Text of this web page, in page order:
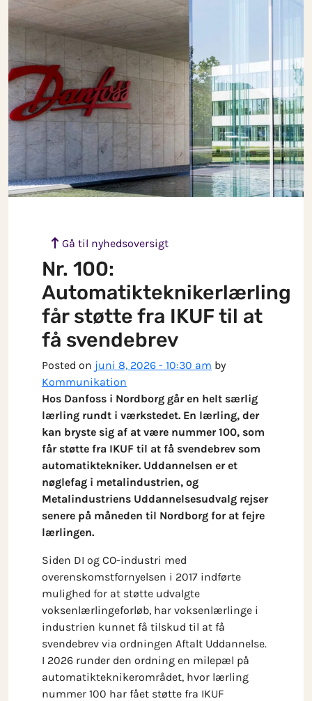
Skip to main content
Gå til nyhedsoversigt
Nr. 100:
Automatikteknikerlærling
får støtte fra IKUF til at
få svendebrev
Posted on juni 8, 2026 - 10:30 am by
Kommunikation
Hos Danfoss i Nordborg går en helt særlig
lærling rundt i værkstedet. En lærling, der
kan bryste sig af at være nummer 100, som
får støtte fra IKUF til at få svendebrev som
automatiktekniker. Uddannelsen er et
nøglefag i metalindustrien, og
Metalindustriens Uddannelsesudvalg rejser
senere på måneden til Nordborg for at fejre
lærlingen.
Siden DI og CO-industri med
overenskomstfornyelsen i 2017 indførte
mulighed for at støtte udvalgte
voksenlærlingeforløb, har voksenlærlinge i
industrien kunnet få tilskud til at få
svendebrev via ordningen Aftalt Uddannelse.
I 2026 runder den ordning en milepæl på
automatikteknikerområdet, hvor lærling
nummer 100 har fået støtte fra IKUF